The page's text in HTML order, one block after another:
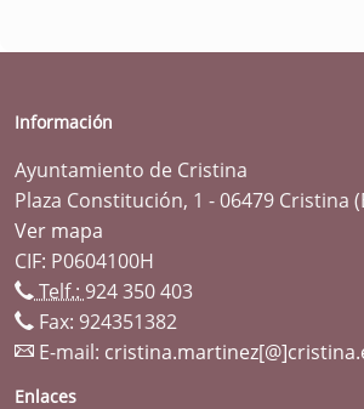
Información
Ayuntamiento de Cristina
Plaza Constitución, 1 - 06479 Cristina
Ver mapa
CIF: P0604100H
Telf.: 924 350 403
Fax: 924351382
E-mail:
Enlaces